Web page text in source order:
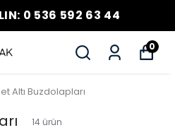
0 536 592 63 44
0
Altı Buzdolapları
14 ürün